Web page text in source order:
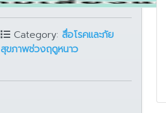
Category: สื่อโรคและภัย
สุขภาพช่วงฤดูหนาว